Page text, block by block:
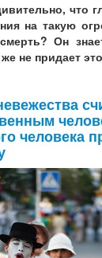
что
на такую
Он
не придает
человека